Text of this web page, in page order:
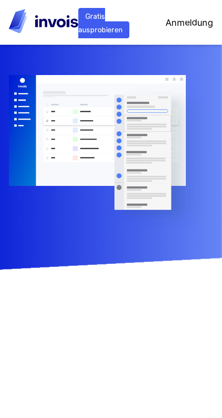
Gratis
ausprobieren
Anmeldung